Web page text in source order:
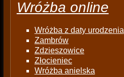
Wróżba online
Wróżba z daty urodzenia
Zambrów
Zdzieszowice
Złocieniec
Wróżba anielska